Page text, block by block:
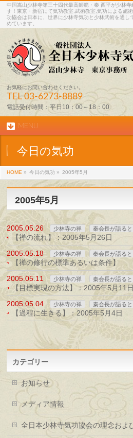
中国嵩山少林寺第三十四代最高師範・秦 西平が少林
す！東京・新宿にて気功教室,武術教室,気功による施
功協会は日本に、世界に少林寺気功と少林武術を通し
めています。
お気軽にお問い合わせください。
TEL03-6273-8889
電話受付時間：平日10：00～18：00
MENU
今日の気功
HOME » 今日の気功 » 2005年5月
2005年5月
2005.05.26 少林寺の禅 秦会長が語る
【禅の流れ】：2005年5月26日
2005.05.18
少林寺の禅 秦会長が語る
【禅の修行の標準あるいは条件】
2005.05.11
少林寺の禅 秦会長が語る
【目標実現の方法】：2005年5月11日
2005.05.04
少林寺の禅 秦会長が語る
【過程に生きる】：2005年5月4日
カテゴリー
お知らせ
メディア情報
全日本少林寺気功協会の理念およ